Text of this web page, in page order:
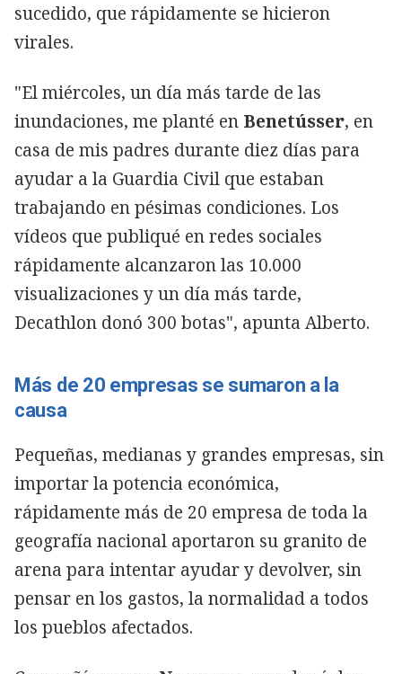
sucedido, que rápidamente se hicieron
virales.
"El miércoles, un día más tarde de las
inundaciones, me planté en Benetússer, en
casa de mis padres durante diez días para
ayudar a la Guardia Civil que estaban
trabajando en pésimas condiciones. Los
vídeos que publiqué en redes sociales
rápidamente alcanzaron las 10.000
visualizaciones y un día más tarde,
Decathlon donó 300 botas", apunta Alberto.
Más de 20 empresas se sumaron a la
causa
Pequeñas, medianas y grandes empresas, sin
importar la potencia económica,
rápidamente más de 20 empresa de toda la
geografía nacional aportaron su granito de
arena para intentar ayudar y devolver, sin
pensar en los gastos, la normalidad a todos
los pueblos afectados.